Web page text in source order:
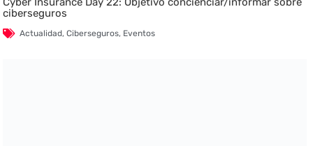
ciberseguros
Actualidad,Ciberseguros, Eventos